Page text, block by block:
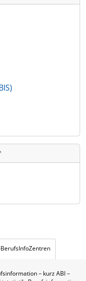
BerufsInfoZentren
– kurz ABI –